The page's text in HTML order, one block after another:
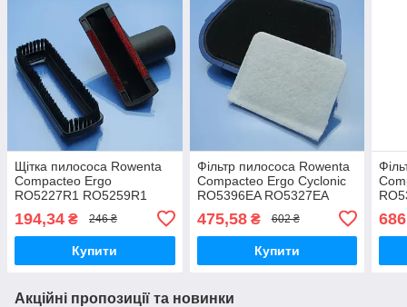
Щітка пилососа Rowenta
Compacteo Ergo
RO5227R1 RO5259R1
RO539601 RO532701
RO5396EA RO5343R1
RO539621 м'який ворс
194,34 ₴ 246 ₴
Купити
Фільтр пилососа Rowenta
Compacteo Ergo Cyclonic
RO5396EA RO5327EA
RO5343R1 RO539621
RO534321
475,58₴ 602 ₴
Купити
Акційні пропозиції та новинки